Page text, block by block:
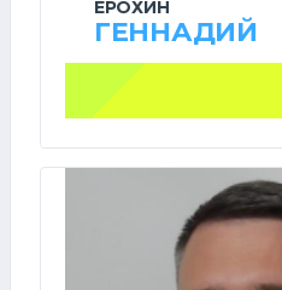
ЕРОХИН
ГЕННАДИЙ